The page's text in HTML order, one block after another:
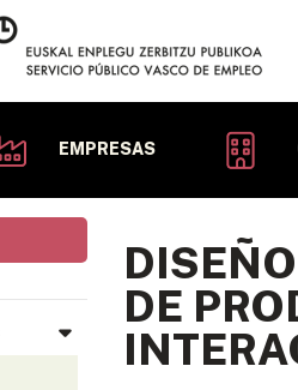
EMPRESAS
DE